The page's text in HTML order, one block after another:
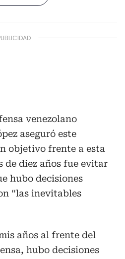
venezolano
aseguró este
objetivo frente a esta
de diez años fue evitar
hubo decisiones
“las inevitables
años al frente del
hubo decisiones